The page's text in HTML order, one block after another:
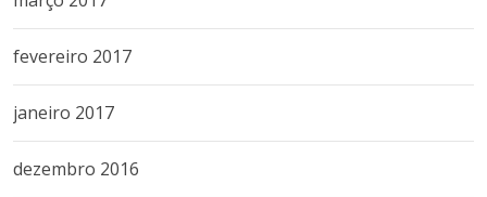
fevereiro 2017
janeiro 2017
dezembro 2016